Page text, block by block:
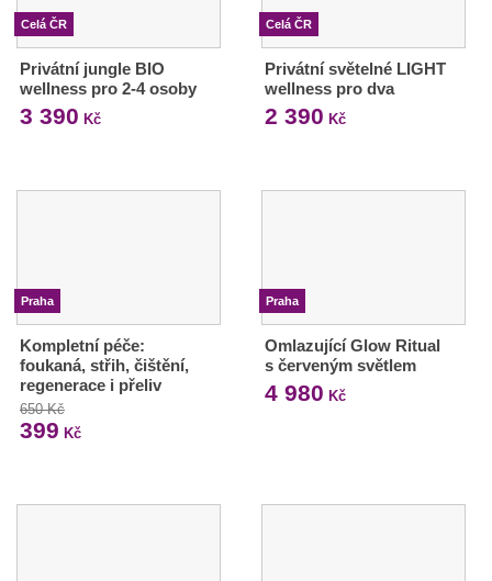
Celá ČR
Privátní jungle BIO
wellness pro 2-4 osoby
3 390 Kč
Celá ČR
Privátní světelné LIGHT
wellness pro dva
2 390 Kč
Praha
Kompletní péče:
foukaná, střih, čištění,
regenerace i přeliv
650 Kč
399 Kč
Praha
Omlazující Glow Ritual
s červeným světlem
4 980 Kč